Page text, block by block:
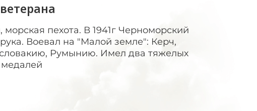
морская пехота. В 1941г Черноморский
Воевал на "Малой земле": Керч,
Румынию. Имел два тяжелых